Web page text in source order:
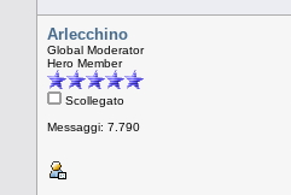
Arlecchino
Global Moderator
Hero Member
Scollegato
Messaggi: 7.790